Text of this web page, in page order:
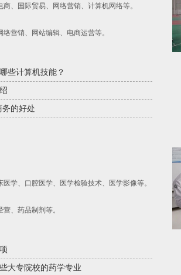
商、国际贸易、网络营销、计算机网络等。
络营销、网站编辑、电商运营等。
些计算机技能？
的好处
学、口腔医学、医学检验技术、医学影像等。
、药品制剂等。
大专院校的药学专业